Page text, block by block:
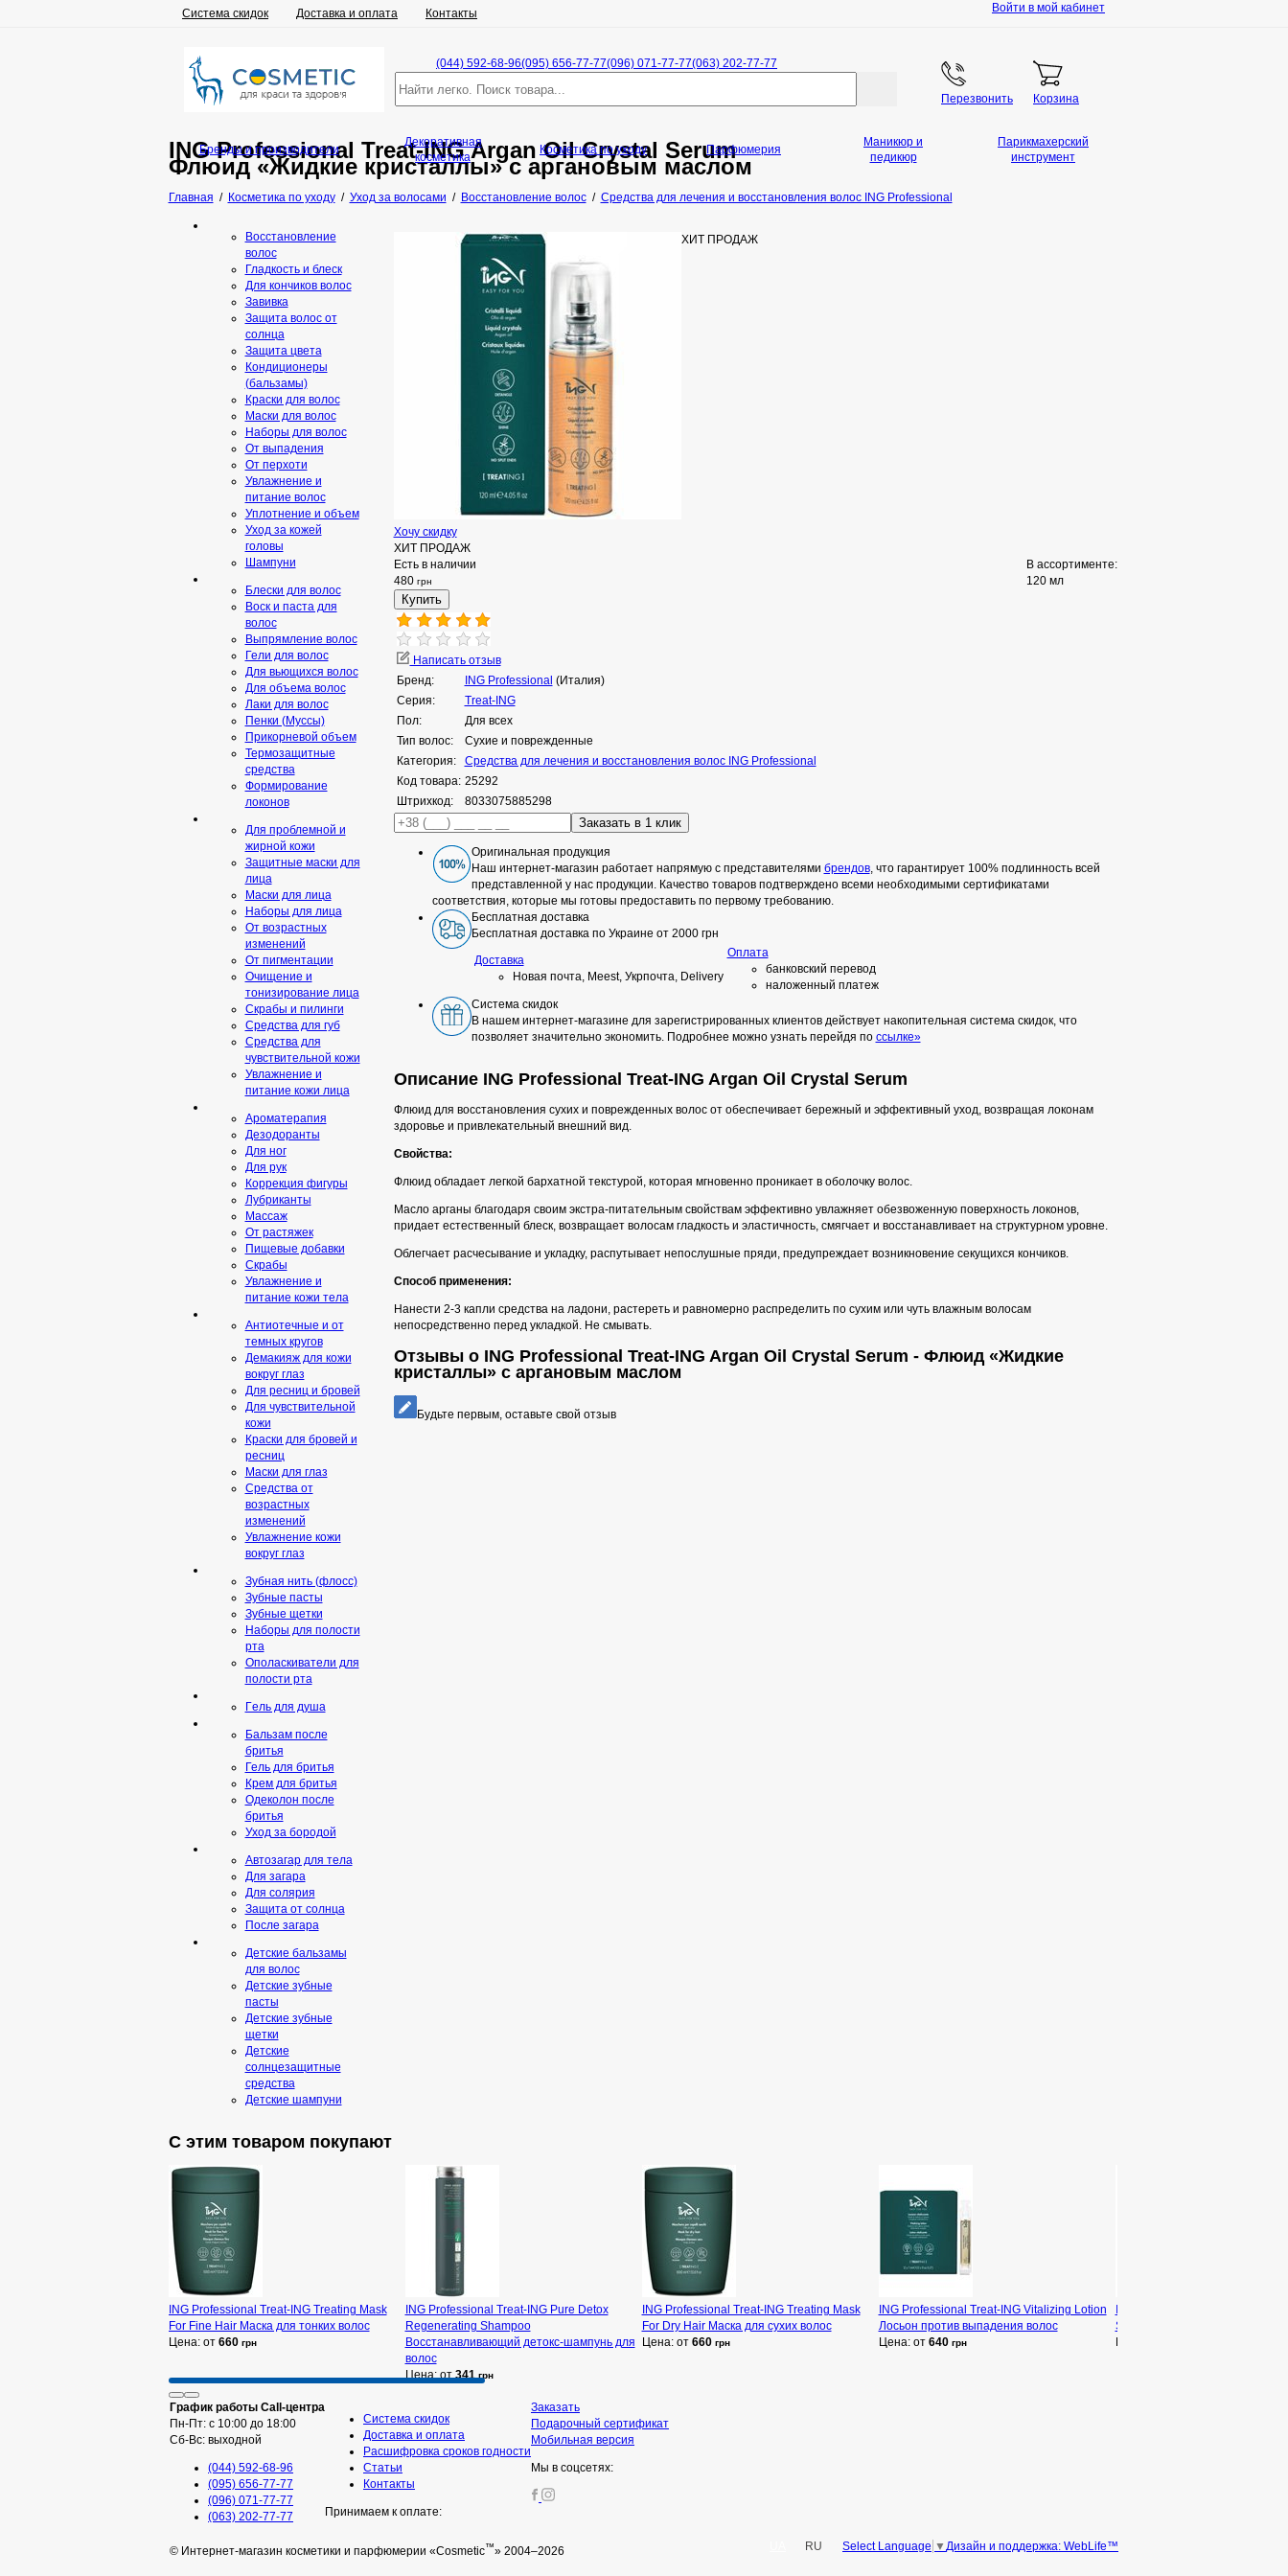
Система скидок Доставка и оплата Контакты Войти в мой кабинет
(044) 592-68-96(095) 656-77-77(096) 071-77-77(063) 202-77-77
Перезвонить Корзина
ING Professional Treat-ING Argan Oil Crystal Serum
Флюид «Жидкие кристаллы» с аргановым маслом
Главная / Косметика по уходу/ Уход за волосами / Восстановление волос/ Средства для лечения и восстановления волос ING Professional
Хочу скидку
ХИТ ПРОДАЖ
В ассортименте:
120 мл
Есть в наличии
480 грн
Написать отзыв
Бренд:
ING Professional (Италия)
Серия:
Treat-ING
Пол:
Для всех
Тип волос:
Сухие и поврежденные
Категория:
Средства для лечения и восстановления волос ING Professional
Код товара: 25292
Штрихкод:
8033075885298
Оригинальная продукция
Наш интернет-магазин работает напрямую с представителями брендов, что гарантирует 100% подлинность всей
представленной у нас продукции. Качество товаров подтверждено всеми необходимыми сертификатами
соответствия, которые мы готовы предоставить по первому требованию.
Бесплатная доставка
Бесплатная доставка по Украине от 2000 грн
Доставка
Новая почта, Meest, Укрпочта, Delivery
Оплата
банковский перевод
наложенный платеж
Система скидок
В нашем интернет-магазине для зарегистрированных клиентов действует накопительная система скидок, что
позволяет значительно экономить. Подробнее можно узнать перейдя по ссылке»
ХИТ ПРОДАЖ
Описание ING Professional Treat-ING Argan Oil Crystal Serum
Флюид для восстановления сухих и поврежденных волос от обеспечивает бережный и эффективный уход, возвращая локонам
здоровье и привлекательный внешний вид.
Свойства:
Флюид обладает легкой бархатной текстурой, которая мгновенно проникает в оболочку волос.
Масло арганы благодаря своим экстра-питательным свойствам эффективно увлажняет обезвоженную поверхность локонов,
придает естественный блеск, возвращает волосам гладкость и эластичность, смягчает и восстанавливает на структурном уровне.
Облегчает расчесывание и укладку, распутывает непослушные пряди, предупреждает возникновение секущихся кончиков.
Способ применения:
Нанести 2-3 капли средства на ладони, растереть и равномерно распределить по сухим или чуть влажным волосам
непосредственно перед укладкой. Не смывать.
Отзывы о ING Professional Treat-ING Argan Oil Crystal Serum - Флюид «Жидкие
кристаллы» с аргановым маслом
Будьте первым, оставьте свой отзыв
Бренды и производители
Декоративная
косметика
Косметика по уходу Парфюмерия
Маникюр и
педикюр
Парикмахерский
инструмент
Восстановление
волос
Гладкость и блеск
Для кончиков волос
Завивка
Защита волос от
солнца
Защита цвета
Кондиционеры
(бальзамы)
Краски для волос
Маски для волос
Наборы для волос
От выпадения
От перхоти
Увлажнение и
питание волос
Уплотнение и объем
Уход за кожей
головы
Шампуни
Блески для волос
Воск и паста для
волос
Выпрямление волос
Гели для волос
Для вьющихся волос
Для объема волос
Лаки для волос
Пенки (Муссы)
Прикорневой объем
Термозащитные
средства
Формирование
локонов
Для проблемной и
жирной кожи
Защитные маски для
лица
Маски для лица
Наборы для лица
От возрастных
изменений
От пигментации
Очищение и
тонизирование лица
Скрабы и пилинги
Средcтва для губ
Средства для
чувствительной кожи
Увлажнение и
питание кожи лица
Ароматерапия
Дезодоранты
Для ног
Для рук
Коррекция фигуры
Лубриканты
Массаж
От растяжек
Пищевые добавки
Скрaбы
Увлажнение и
питание кожи тела
Антиотечные и от
темных кругов
Демакияж для кожи
вокруг глаз
Для ресниц и бровей
Для чувствительной
кожи
Краски для бровей и
ресниц
Маски для глаз
Средства от
возрастных
изменений
Увлажнение кожи
вокруг глаз
Зубная нить (флосс)
Зубные пасты
Зубные щетки
Наборы для полости
рта
Ополаскиватели для
полости рта
Гeль для душа
Бальзам после
бритья
Гель для бритья
Крем для бритья
Одеколон после
бритья
Уход за бородой
Автозагар для тела
Для загара
Для солярия
Защита от солнца
После загара
Детские бальзамы
для волос
Детские зубные
пасты
Детские зубные
щетки
Детские
солнцезащитные
средства
Детские шампуни
С этим товаром покупают
ING Professional Treat-ING Treating Mask
For Fine Hair Маска для тонких волос
Цена: от 660 грн
ING Professional Treat-ING Pure Detox
Regenerating Shampoo
Восстанавливающий детокс-шампунь для
волос
Цена: от341грн
ING Professional Treat-ING Treating Mask
For Dry Hair Маска для сухих волос
Цена: от 660 грн
ING Professional Treat-ING Vitalizing Lotion
Лосьон против выпадения волос
Цена: от 640 грн
Shampoo Шампунь для
График работы Call-центра
Пн-Пт: с 10:00 до 18:00
Сб-Вс: выходной
(044) 592-68-96
(095) 656-77-77
(096) 071-77-77
(063) 202-77-77
Система скидок
Доставка и оплата
Расшифровка сроков годности
Статьи
Контакты
Принимаем к оплате:
Заказать
Подарочный сертификат
Мобильная версия
Мы в соцсетях:
© Интернет-магазин косметики и парфюмерии «Cosmetic™» 2004–2026 Дизайн и поддержка: WebLife™
Select Language ▼
RU